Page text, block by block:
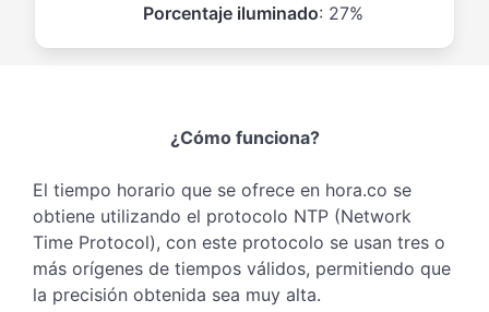
Porcentaje iluminado: 27%
¿Cómo funciona?
El tiempo horario que se ofrece en hora.co se
obtiene utilizando el protocolo NTP (Network
Time Protocol), con este protocolo se usan tres o
más orígenes de tiempos válidos, permitiendo que
la precisión obtenida sea muy alta.